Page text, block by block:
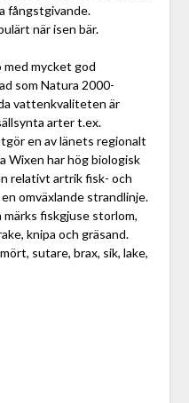
fångstgivande.
när isen bär.
med mycket god
som Natura 2000-
vattenkvaliteten är
arter t.ex.
en av länets regionalt
Wixen har hög biologisk
relativt artrik fisk- och
omväxlande strandlinje.
fiskgjuse storlom,
knipa och gräsand.
sutare, brax, sik, lake,